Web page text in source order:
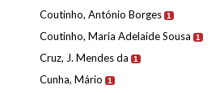
Coutinho, António Borges 1
Coutinho, Maria Adelaide Sousa 1
Cruz, J. Mendes da 1
Cunha, Mário 1